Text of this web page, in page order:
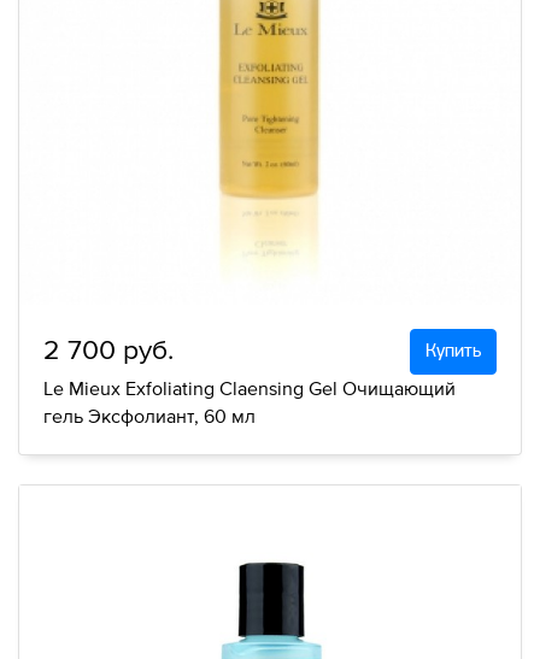
2 700 руб. Купить
Le Mieux Exfoliating Claensing Gel Очищающий
гель Эксфолиант, 60 мл